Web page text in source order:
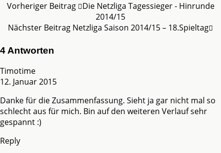
Vorheriger Beitrag
Die Netzliga Tagessieger - Hinrunde
2014/15
Nächster Beitrag Netzliga Saison 2014/15 – 18.Spieltag
4 Antworten
Timotime
12. Januar 2015
Danke für die Zusammenfassung. Sieht ja gar nicht mal so
schlecht aus für mich. Bin auf den weiteren Verlauf sehr
gespannt :)
Reply